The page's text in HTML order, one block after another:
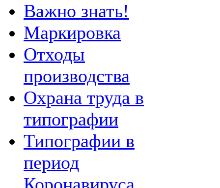
Важно знать!
Маркировка
Отходы
производства
Охрана труда в
типографии
Типографии в
период